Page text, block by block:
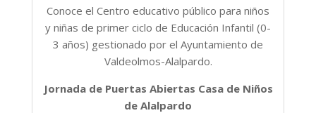
Conoce el Centro educativo público para niños
y niñas de primer ciclo de Educación Infantil (0-
3 años) gestionado por el Ayuntamiento de
Valdeolmos-Alalpardo.
Jornada de Puertas Abiertas Casa de Niños
de Alalpardo